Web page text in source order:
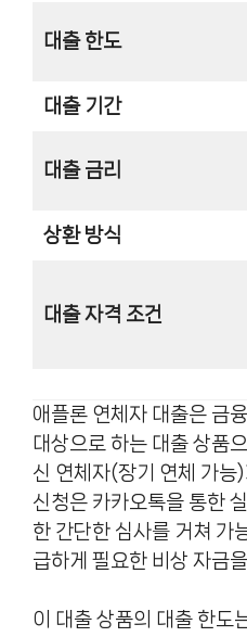
대출 한도
대출 기간
대출 금리
상환 방식
대출 자격 조건
애플론 연체자 대출은 금
대상으로 하는 대출 상품
신 연체자(장기 연체 가능
신청은 카카오톡을 통한
한 간단한 심사를 거쳐 가
급하게 필요한 비상 자금
이 대출 상품의 대출 한도